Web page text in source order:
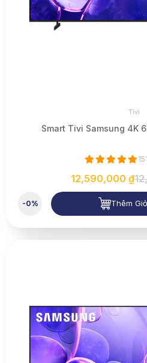
Tivi
Smart Tivi Samsung 4K
12,590,000 ₫
-0% Thêm